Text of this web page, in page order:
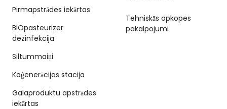
Pirmapstrādes iekārtas
BIOpasteurizer
dezinfekcija
Siltummaiņi
Koģenerācijas stacija
Galaproduktu apstrādes
iekārtas
Tehniskās apkopes
pakalpojumi